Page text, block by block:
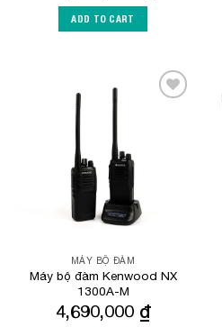
ADD TO CART
MÁY BỘ ĐÀM
Máy bộ đàm Kenwood NX
1300A-M
4,690,000 ₫